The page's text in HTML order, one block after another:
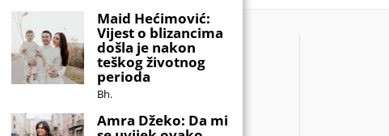
Maid Hećimović:
Vijest o blizancima
došla je nakon
teškog životnog
perioda
Bh.
Amra Džeko: Da mi